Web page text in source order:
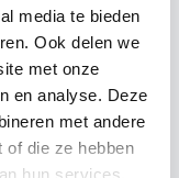
media te bieden
Ook delen we
met onze
en analyse. Deze
met andere
of die ze hebben
hun services.
€ 43,77
€ 131,32
€ 350,19